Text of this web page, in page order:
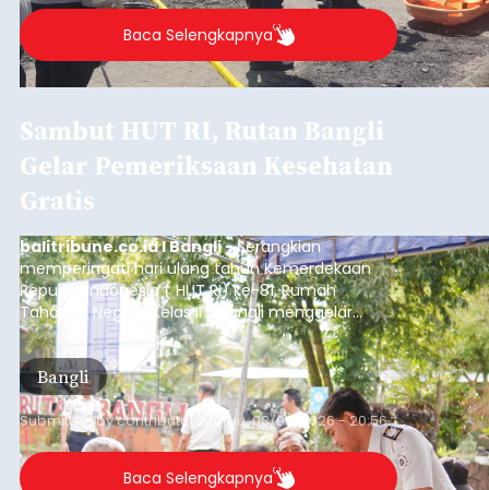
Baca Selengkapnya
Sambut HUT RI, Rutan Bangli
Gelar Pemeriksaan Kesehatan
Gratis
balitribune.co.id I Bangli -Serangkian
memperingati hari ulang tahun Kemerdekaan
Republik Indonesia ( HUT RI) ke-81, Rumah
Tahanan Negara Kelas II B Bangli menggelar
kegiatan pemeriksaan kesehatan gratis, Rabu
(6/8/2026).
Bangli
Submitted bycontributor Thu, 08/06/2026 - 20:56
Baca Selengkapnya